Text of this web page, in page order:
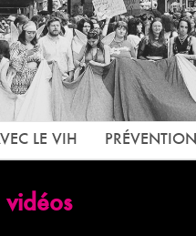
LE VIH PRÉVENTION